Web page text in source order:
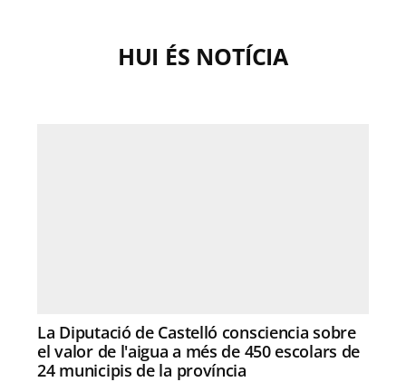
HUI ÉS NOTÍCIA
La Diputació de Castelló consciencia sobre
el valor de l'aigua a més de 450 escolars de
24 municipis de la província